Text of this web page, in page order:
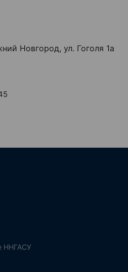
Новгород, ул. Гоголя 1а
ННГАСУ